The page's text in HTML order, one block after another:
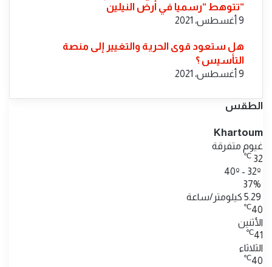
“تتوهط “رسميا في أرض النيلين
9 أغسطس، 2021
هل ستعود قوى الحرية والتغيير إلى منصة
التأسيس ؟
9 أغسطس، 2021
الطقس
Khartoum
غيوم متفرقة
32
℃
37%
5.29 كيلومتر/ساعة
40
℃
الأثنين
41
℃
الثلاثاء
40
℃